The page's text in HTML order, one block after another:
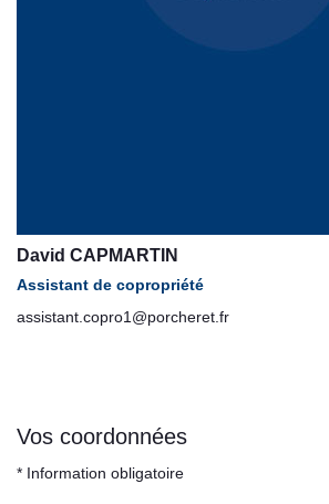
David CAPMARTIN
Assistant de copropriété
assistant.copro1@porcheret.fr
Vos coordonnées
* Information obligatoire